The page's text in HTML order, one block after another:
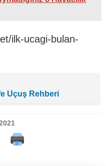
ilk-ucagi-bulan-
Uçuş Rehberi